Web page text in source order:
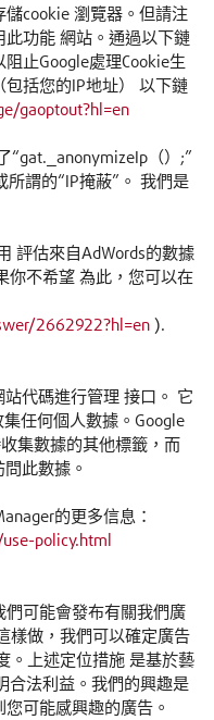
cookie 瀏覽器。但請注
功能 網站。 通過以下鏈
阻止Google處理Cookie生
包括您的IP地址） 以下鏈
gaoptout?hl=en
“gat._anonymizeIp（）;”
謂的“IP掩蔽”。 我們是
評估來自AdWords的數據
你不希望 為此，您可以在
2662922?hl=en).
站代碼進行管理 接口。 它
任何個人數據。Google
集數據的其他標籤，而
此數據。
的更多信息：
policy.html
們可能會發布有關我們廣
樣做，我們可以確定廣告
。上述定位措施 是基於藝
合法利益。我們的興趣是
可能感興趣的廣告。